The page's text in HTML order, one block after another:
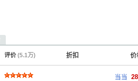
评价 (5.1万) 折扣 价
当当